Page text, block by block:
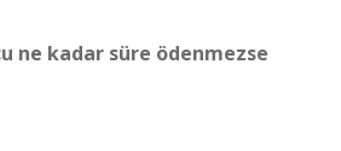
ne kadar süre ödenmezse